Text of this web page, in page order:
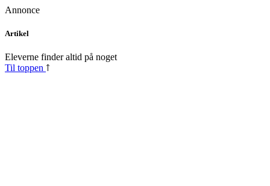
Annonce
Skip
content
Artikel
Eleverne finder altid på noget
Til toppen